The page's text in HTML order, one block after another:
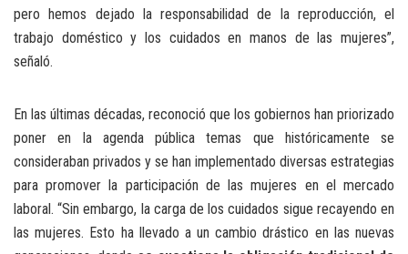
pero hemos dejado la responsabilidad de la reproducción, el
trabajo doméstico y los cuidados en manos de las mujeres”,
señaló.
En las últimas décadas, reconoció que los gobiernos han priorizado
poner en la agenda pública temas que históricamente se
consideraban privados y se han implementado diversas estrategias
para promover la participación de las mujeres en el mercado
laboral. “Sin embargo, la carga de los cuidados sigue recayendo en
las mujeres. Esto ha llevado a un cambio drástico en las nuevas